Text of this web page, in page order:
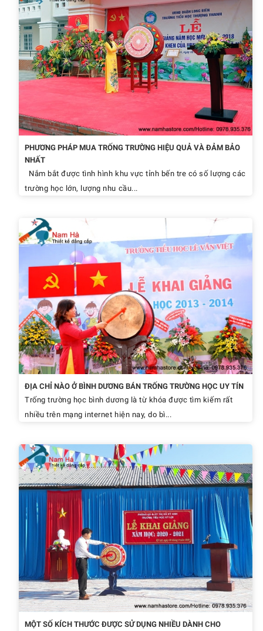
PHƯƠNG PHÁP MUA TRỐNG TRƯỜNG HIỆU QUẢ VÀ ĐẢM BẢO
NHẤT
Nắm bắt được tình hình khu vực tỉnh bến tre có số lượng các
trường học lớn, lượng nhu cầu...
ĐỊA CHỈ NÀO Ở BÌNH DƯƠNG BÁN TRỐNG TRƯỜNG HỌC UY TÍN
Trống trường học bình dương là từ khóa được tìm kiếm rất
nhiều trên mạng internet hiện nay, do bì...
MỘT SỐ KÍCH THƯỚC ĐƯỢC SỬ DỤNG NHIỀU DÀNH CHO